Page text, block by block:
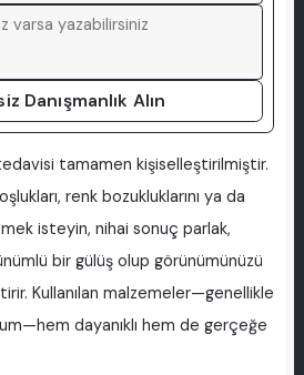
Danışmanlık Alın
tamamen kişiselleştirilmiştir.
renk bozukluklarını ya da
isteyin, nihai sonuç parlak,
bir gülüş olup görünümünüzü
Kullanılan malzemeler—genellikle
dayanıklı hem de gerçeğe